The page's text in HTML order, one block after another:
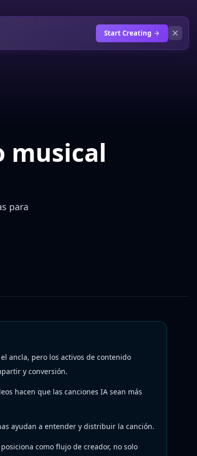
Start Creating
musical
para
ancla, pero los activos de contenido
y conversión.
hacen que las canciones IA sean más
ayudan a entender y distribuir la canción.
como flujo de creador, no solo